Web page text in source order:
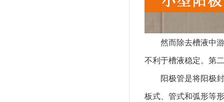
然而除去槽液中
不利于槽液稳定。第
阳极管是将阳极
板式、管式和弧形等